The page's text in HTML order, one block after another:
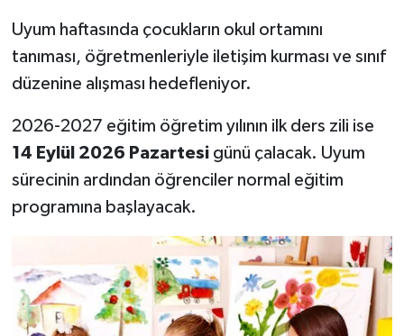
Uyum haftasında çocukların okul ortamını
tanıması, öğretmenleriyle iletişim kurması ve sınıf
düzenine alışması hedefleniyor.
2026-2027 eğitim öğretim yılının ilk ders zili ise
14 Eylül 2026 Pazartesigünü çalacak. Uyum
sürecinin ardından öğrenciler normal eğitim
programına başlayacak.